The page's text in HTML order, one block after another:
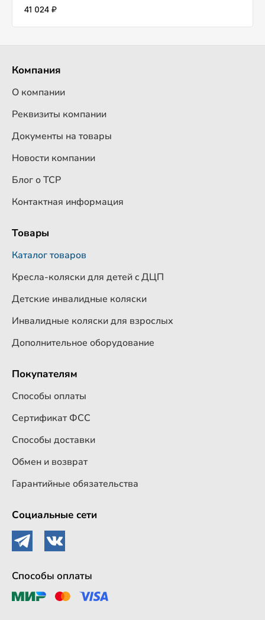
41 024 ₽
Компания
О компании
Реквизиты компании
Документы на товары
Новости компании
Блог о ТСР
Контактная информация
Товары
Каталог товаров
Кресла-коляски для детей c ДЦП
Детские инвалидные коляски
Инвалидные коляски для взрослых
Дополнительное оборудование
Покупателям
Способы оплаты
Сертификат ФСС
Способы доставки
Обмен и возврат
Гарантийные обязательства
Социальные сети
Способы оплаты